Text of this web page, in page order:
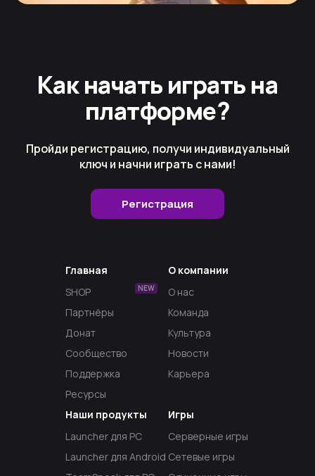
Как начать играть на
платформе?
Пройди регистрацию, получи индивидуальный
ключ и начни играть с нами!
Регистрация
Главная
SHOP
NEW
Партнёры
Донат
Сообщество
Поддержка
Ресурсы
Наши продукты
Launcher для PC
Launcher для Android
Игры
Серверные игры
Сетевые игры
О компании
О нас
Команда
Культура
Новости
Карьера